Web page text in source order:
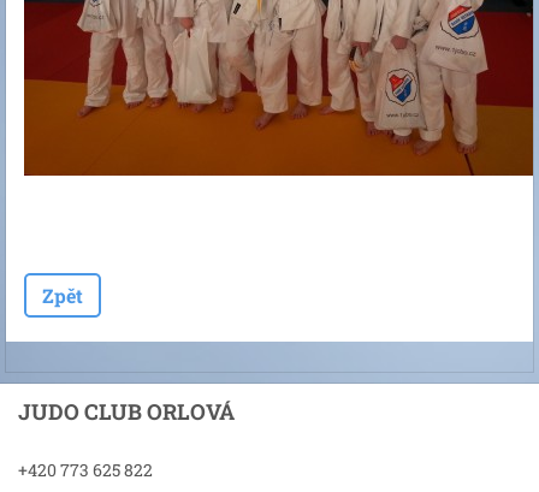
Zpět
JUDO CLUB ORLOVÁ
+420 773 625 822